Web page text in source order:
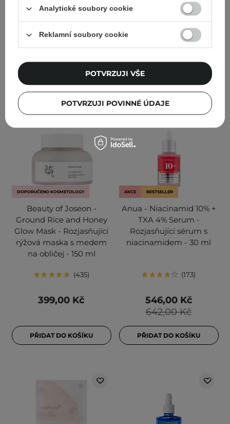
743,00 Kč
PŘIDAT DO KOŠÍKU
obličej - 150 ml
PŘIDAT DO KOŠÍKU
DOPORUČENO KOSMETOLOGY
Beauty of Joseon -
Ground Rice and Honey
Glow Mask - Rozjasňující
rýžová maska s medem
na obličej - 150 ml
435
399,00 Kč
PŘIDAT DO KOŠÍKU
AKCE BESTSELLER
Anua - Niacinamid 10% +
TXA 4% Serum -
Rozjasňující sérum s
niacinamidem - 30 ml
173
642,00 Kč
546,00 Kč
PŘIDAT DO KOŠÍKU
Analytické soubory cookie
Reklamní soubory cookie
POTVRZUJI POVINNÉ ÚDAJE
POTVRZUJI VŠE